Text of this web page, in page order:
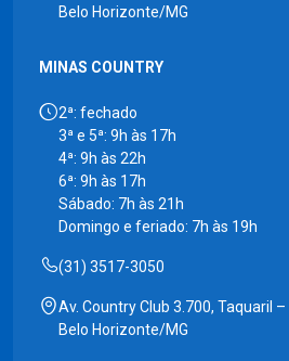
Belo Horizonte/MG
MINAS COUNTRY
2ª: fechado
3ª e 5ª: 9h às 17h
4ª: 9h às 22h
6ª: 9h às 17h
Sábado: 7h às 21h
Domingo e feriado: 7h às 19h
(31) 3517-3050
Av. Country Club 3.700, Taquaril –
Belo Horizonte/MG